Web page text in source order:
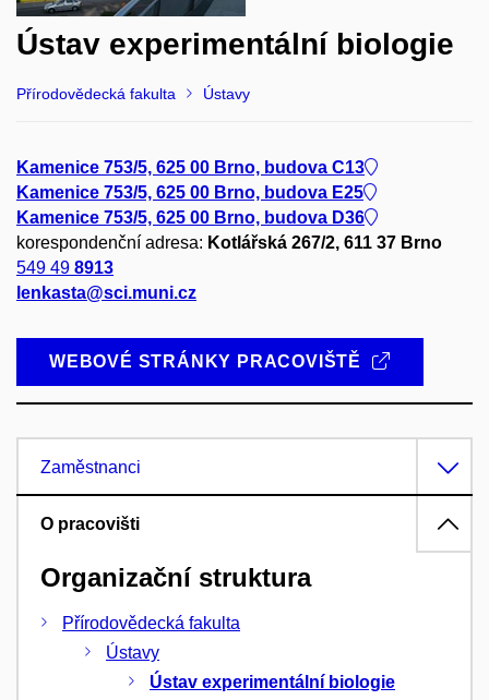
Ústav experimentální biologie
Přírodovědecká fakulta Ústavy
Kamenice 753/5, 625 00 Brno, budova C13
Kamenice 753/5, 625 00 Brno, budova E25
Kamenice 753/5, 625 00 Brno, budova D36
korespondenční adresa: Kotlářská 267/2, 611 37 Brno
549 49 8913
lenkasta@sci.muni.cz
WEBOVÉ STRÁNKY PRACOVIŠTĚ
Zaměstnanci
O pracovišti
Organizační struktura
Přírodovědecká fakulta
Ústavy
Ústav experimentální biologie